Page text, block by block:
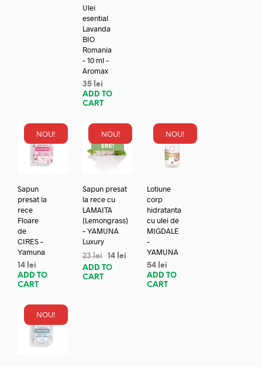
Ulei
esential
Lavanda
BIO
Romania
– 10 ml –
Aromax
35 lei
ADD TO
CART
NOU!
Sapun
presat la
rece
Floare
de
CIRES –
Yamuna
14 lei
ADD TO
CART
NOU!
REDUC
ERE!
Sapun presat
la rece cu
LAMAITA
(Lemongrass)
– YAMUNA
Luxury
23lei 14 lei
ADD TO
CART
NOU!
Lotiune
corp
hidratanta
cu ulei de
MIGDALE
–
YAMUNA
54 lei
ADD TO
CART
NOU!